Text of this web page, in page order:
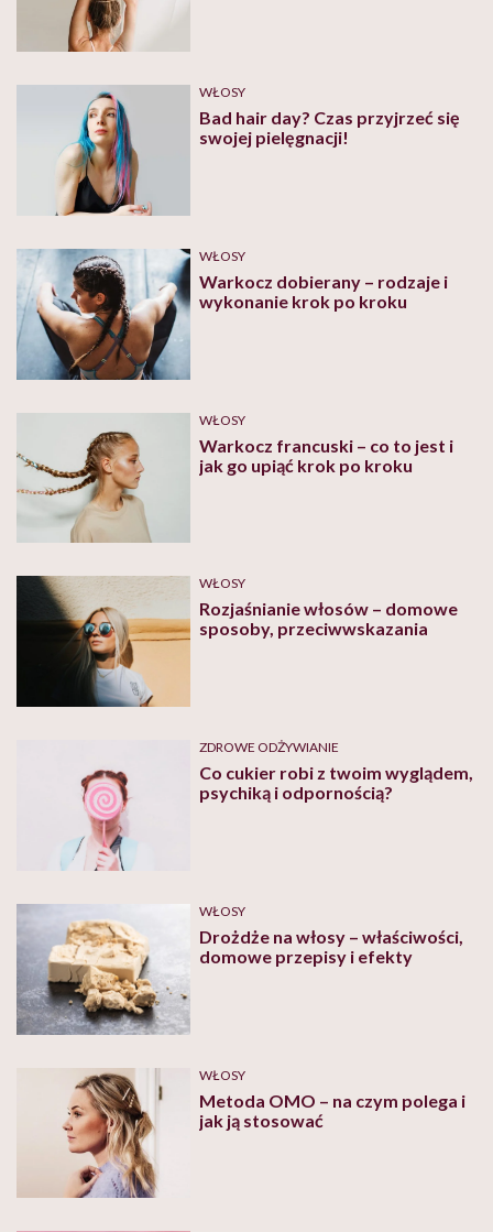
WŁOSY
Bad hair day? Czas przyjrzeć się
swojej pielęgnacji!
WŁOSY
Warkocz dobierany – rodzaje i
wykonanie krok po kroku
WŁOSY
Warkocz francuski – co to jest i
jak go upiąć krok po kroku
WŁOSY
Rozjaśnianie włosów – domowe
sposoby, przeciwwskazania
ZDROWE ODŻYWIANIE
Co cukier robi z twoim wyglądem,
psychiką i odpornością?
WŁOSY
Drożdże na włosy – właściwości,
domowe przepisy i efekty
WŁOSY
Metoda OMO – na czym polega i
jak ją stosować